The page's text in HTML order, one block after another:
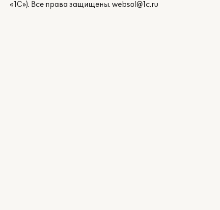
«1С»). Все права защищены. websol@1c.ru